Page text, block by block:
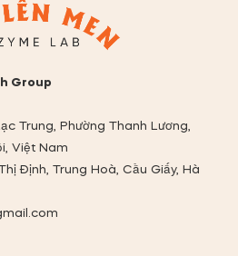
Group
Trung, Phường Thanh Lương,
Việt Nam
Định, Trung Hoà, Cầu Giấy, Hà